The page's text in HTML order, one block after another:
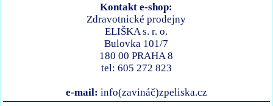
Kontakt e-shop:
Zdravotnické prodejny
ELIŠKA s. r. o.
Bulovka 101/7
180 00 PRAHA 8
tel: 605 272 823
e-mail: info(zavináč)zpeliska.cz